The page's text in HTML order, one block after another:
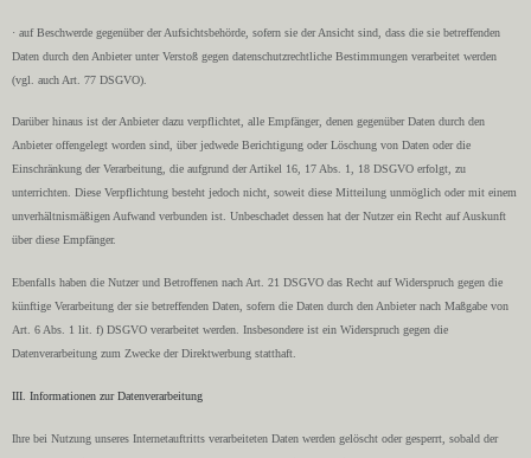
· auf Beschwerde gegenüber der Aufsichtsbehörde, sofern sie der Ansicht sind, dass die sie betreffenden
Daten durch den Anbieter unter Verstoß gegen datenschutzrechtliche Bestimmungen verarbeitet werden
(vgl. auch Art. 77 DSGVO).
Darüber hinaus ist der Anbieter dazu verpflichtet, alle Empfänger, denen gegenüber Daten durch den
Anbieter offengelegt worden sind, über jedwede Berichtigung oder Löschung von Daten oder die
Einschränkung der Verarbeitung, die aufgrund der Artikel 16, 17 Abs. 1, 18 DSGVO erfolgt, zu
unterrichten. Diese Verpflichtung besteht jedoch nicht, soweit diese Mitteilung unmöglich oder mit einem
unverhältnismäßigen Aufwand verbunden ist. Unbeschadet dessen hat der Nutzer ein Recht auf Auskunft
über diese Empfänger.
Ebenfalls haben die Nutzer und Betroffenen nach Art. 21 DSGVO das Recht auf Widerspruch gegen die
künftige Verarbeitung der sie betreffenden Daten, sofern die Daten durch den Anbieter nach Maßgabe von
Art. 6 Abs. 1 lit. f) DSGVO verarbeitet werden. Insbesondere ist ein Widerspruch gegen die
Datenverarbeitung zum Zwecke der Direktwerbung statthaft.
III. Informationen zur Datenverarbeitung
Ihre bei Nutzung unseres Internetauftritts verarbeiteten Daten werden gelöscht oder gesperrt, sobald der